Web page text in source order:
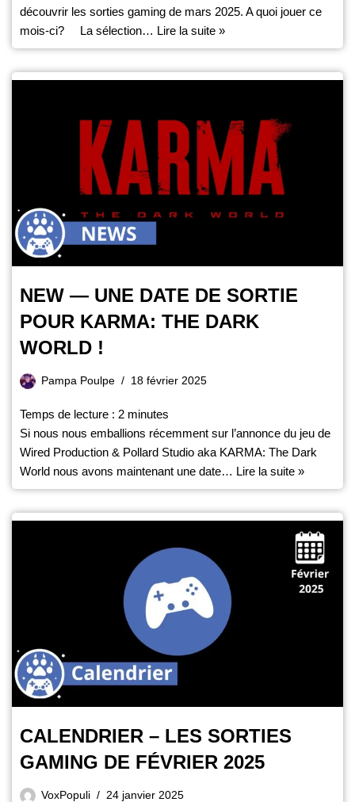
découvrir les sorties gaming de mars 2025. A quoi jouer ce
mois-ci? La sélection… Lire la suite »
NEW — UNE DATE DE SORTIE
POUR KARMA: THE DARK
WORLD !
Pampa Poulpe 18 février 2025
Temps de lecture : 2 minutes
Si nous nous emballions récemment sur l’annonce du jeu de
Wired Production & Pollard Studio aka KARMA: The Dark
World nous avons maintenant une date… Lire la suite »
CALENDRIER – LES SORTIES
GAMING DE FÉVRIER 2025
VoxPopuli 24 janvier 2025